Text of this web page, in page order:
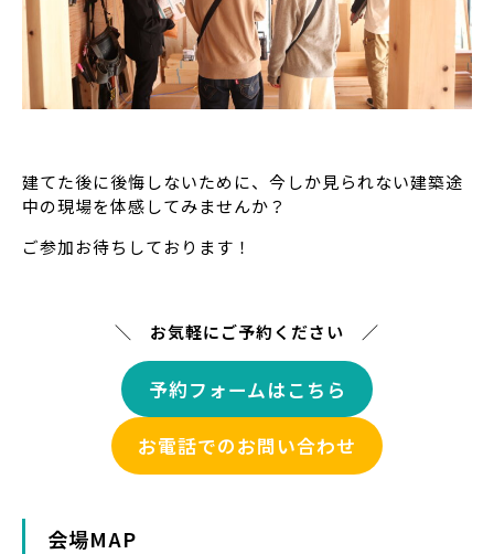
建てた後に後悔しないために、今しか見られない建築途
中の現場を体感してみませんか？
ご参加お待ちしております！
＼ お気軽にご予約ください ／
予約フォームはこちら
お電話でのお問い合わせ
会場MAP